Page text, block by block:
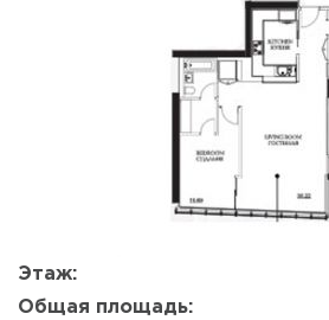
Этаж:
Общая площадь:
Да, удалить